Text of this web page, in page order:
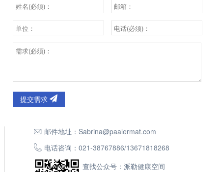
提交需求
邮件地址： Sabrina@paalermat.com
电话咨询： 021-38767886/13671818268
查找公众号：派勒健康空间